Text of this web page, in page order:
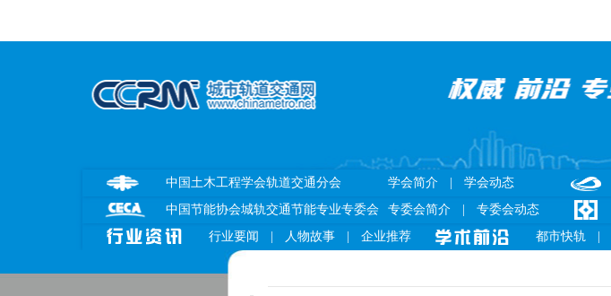
行业要闻 人物故事 企业推荐 都市快轨
中国节能协会城轨交通节能专业专委会 专委会简介 专委会动态
中国土木工程学会轨道交通分会 学会简介 学会动态